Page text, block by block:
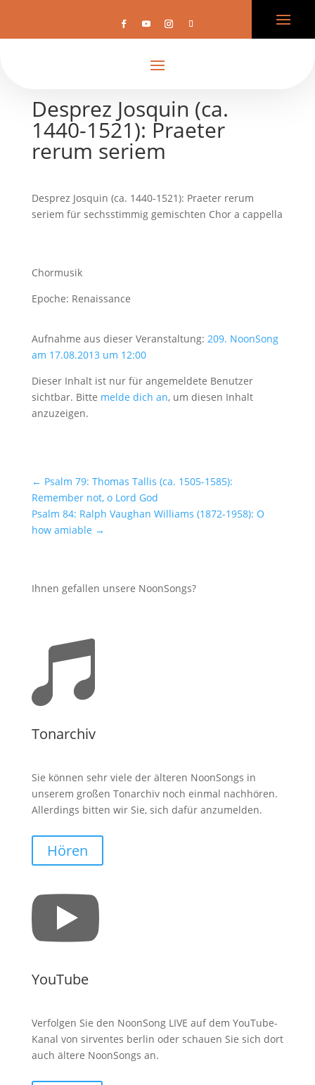
Desprez Josquin (ca.
1440-1521): Praeter
rerum seriem
Desprez Josquin (ca. 1440-1521): Praeter rerum
seriem für sechsstimmig gemischten Chor a cappella
Chormusik
Epoche: Renaissance
Aufnahme aus dieser Veranstaltung: 209. NoonSong
am 17.08.2013 um 12:00
Dieser Inhalt ist nur für angemeldete Benutzer
sichtbar. Bitte melde dich an, um diesen Inhalt
anzuzeigen.
← Psalm 79: Thomas Tallis (ca. 1505-1585):
Remember not, o Lord God
Psalm 84: Ralph Vaughan Williams (1872-1958): O
how amiable →
Ihnen gefallen unsere NoonSongs?

Tonarchiv
Sie können sehr viele der älteren NoonSongs in
unserem großen Tonarchiv noch einmal nachhören.
Allerdings bitten wir Sie, sich dafür anzumelden.
Hören

YouTube
Verfolgen Sie den NoonSong LIVE auf dem YouTube-
Kanal von sirventes berlin oder schauen Sie sich dort
auch ältere NoonSongs an.